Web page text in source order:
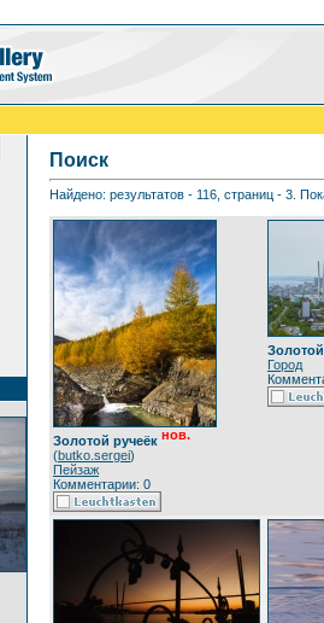
Поиск
Найдено: результатов - 116, страниц - 3.
Золотой ручеёк нов.
(butko.sergei)
Пейзаж
Комментарии: 0
Город